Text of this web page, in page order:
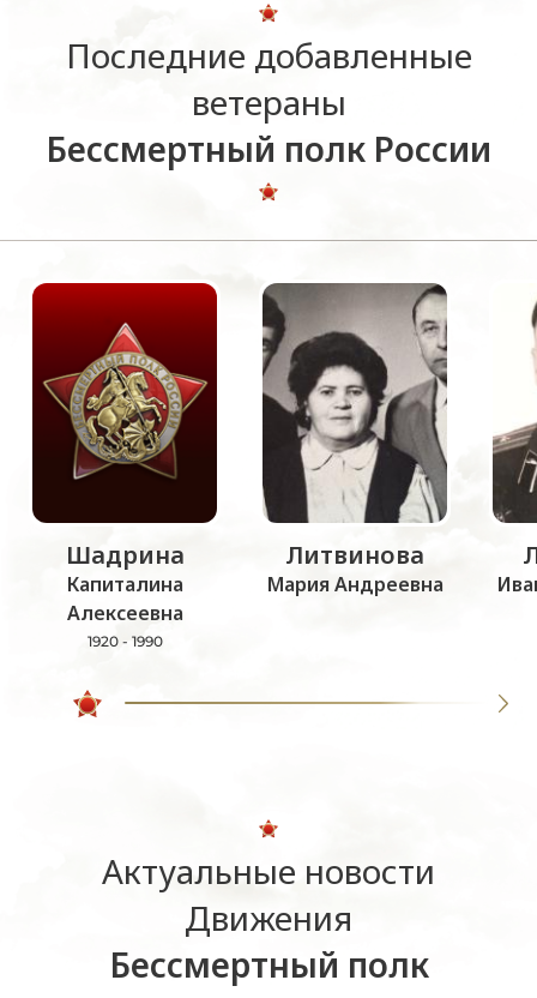
Последние добавленные
ветераны
Бессмертный полк России
Шадрина
Капиталина
Алексеевна
1920 - 1990
Литвинова
Мария Андреевна
Актуальные новости
Движения
Бессмертный полк